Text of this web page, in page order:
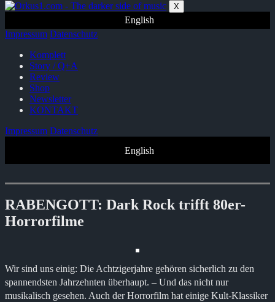
Zum
springen
X
English
Impressum Datenschutz
Komplett
Story / Q+A
Review
Shop
Newsletter
KONTAKT
Impressum Datenschutz
English
RABENGOTT: Dark Rock trifft 80er-
Horrorfilme
Wir sind uns einig: Die Achtzigerjahre gehören sicherlich zu den
spannendsten Jahrzehnten überhaupt. – Und das nicht nur
musikalisch gesehen. Auch der Horrorfilm hat einige Kult-Klassiker